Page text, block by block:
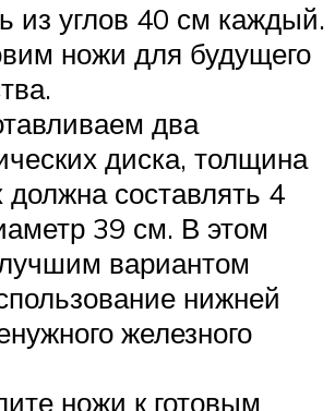
из углов 40 см каждый.
ножи для будущего
два
диска, толщина
должна составлять 4
39 см. В этом
вариантом
нижней
железного
ножи к готовым